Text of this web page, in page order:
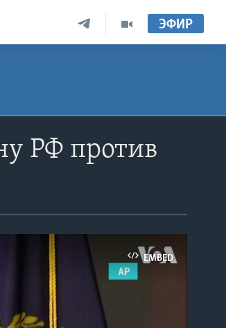
ЭФИР
РФ против
EMBED